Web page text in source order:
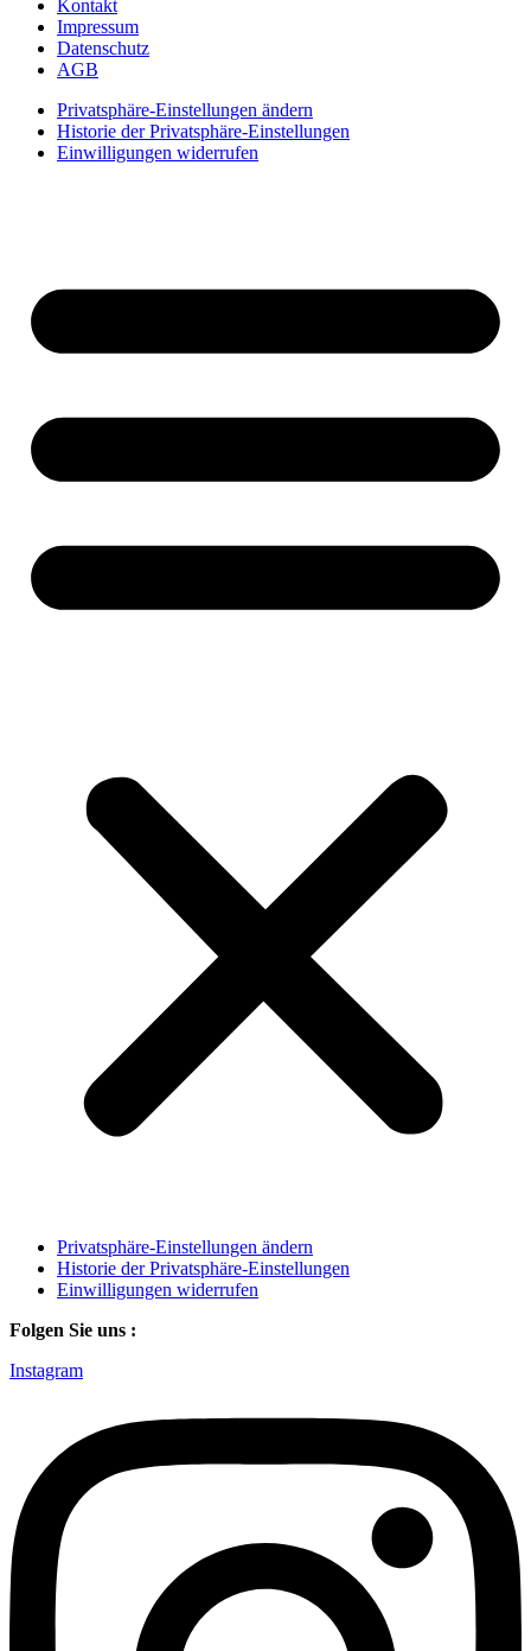
Kontakt
Impressum
Datenschutz
AGB
Privatsphäre-Einstellungen ändern
Historie der Privatsphäre-Einstellungen
Einwilligungen widerrufen
Privatsphäre-Einstellungen ändern
Historie der Privatsphäre-Einstellungen
Einwilligungen widerrufen
Folgen Sie uns :
Instagram